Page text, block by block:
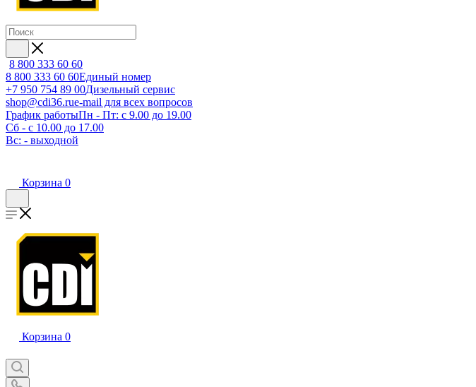
8 800 333 60 60
8 800 333 60 60Единый номер
+7 950 754 89 00Дизельный сервис
shop@cdi36.rue-mail для всех вопросов
График работыПн - Пт: с 9.00 до 19.00
Сб - с 10.00 до 17.00
Вс: - выходной
Корзина 0
Корзина 0